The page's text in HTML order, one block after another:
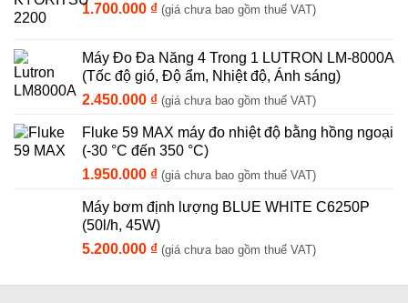
1.700.000 ₫ (giá chưa bao gồm thuế VAT)
Máy Đo Đa Năng 4 Trong 1 LUTRON LM-8000A
(Tốc độ gió, Độ ẩm, Nhiệt độ, Ánh sáng)
2.450.000 ₫ (giá chưa bao gồm thuế VAT)
Fluke 59 MAX máy đo nhiệt độ bằng hồng ngoại
(-30 °C đến 350 °C)
1.950.000 ₫ (giá chưa bao gồm thuế VAT)
Máy bơm định lượng BLUE WHITE C6250P
(50l/h, 45W)
5.200.000 ₫ (giá chưa bao gồm thuế VAT)